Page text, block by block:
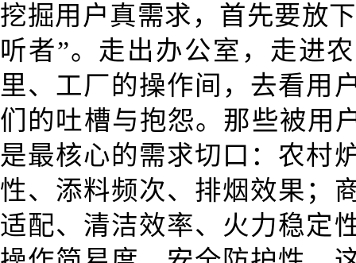
挖掘用户真需求，首先要放
听者”。走出办公室，走进
里、工厂的操作间，去看用
们的吐槽与抱怨。那些被用
是最核心的需求切口：农村
性、添料频次、排烟效果；
适配、清洁效率、火力稳定